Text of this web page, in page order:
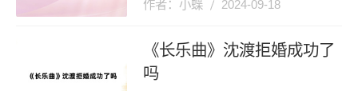
作者：小蝶 2024-09-18
《长乐曲》沈渡拒婚成功了
吗